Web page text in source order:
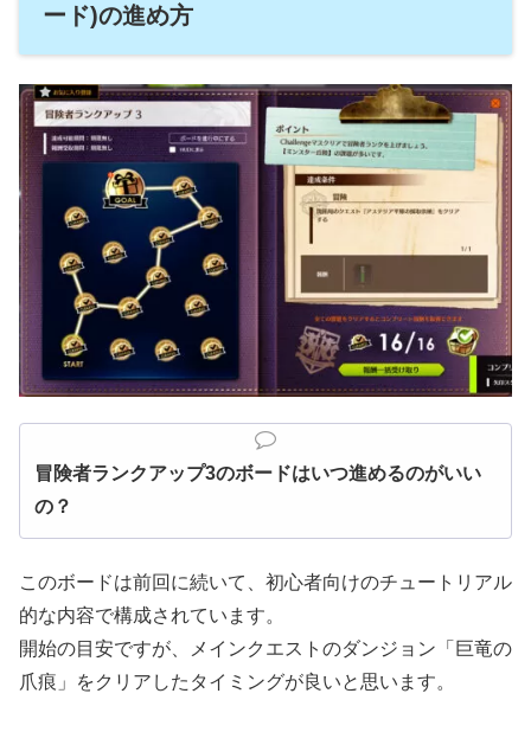
ード)の進め方
冒険者ランクアップ3のボードはいつ進めるのがいい
の？
このボードは前回に続いて、初心者向けのチュートリアル
的な内容で構成されています。
開始の目安ですが、メインクエストのダンジョン「巨竜の
爪痕」をクリアしたタイミングが良いと思います。